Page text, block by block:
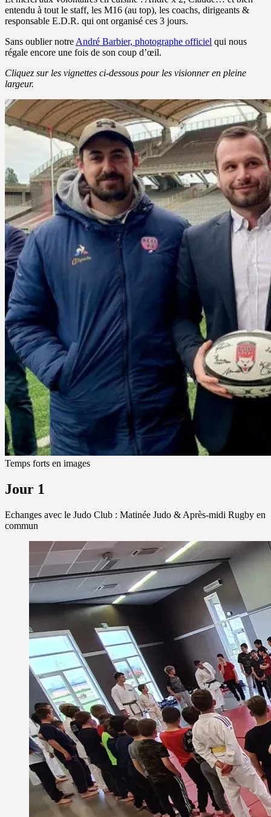
entendu à tout le staff, les M16 (au top), les coachs, dirigeants &
responsable E.D.R. qui ont organisé ces 3 jours.
Sans oublier notre André Barbier, photographe officiel qui nous
régale encore une fois de son coup d’œil.
Cliquez sur les vignettes ci-dessous pour les visionner en pleine
largeur.
Temps forts en images
Jour 1
Echanges avec le Judo Club : Matinée Judo & Après-midi Rugby en
commun